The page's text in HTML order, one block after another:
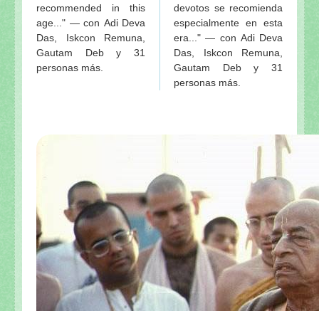
recommended in this
age..." — con Adi Deva
Das, Iskcon Remuna,
Gautam Deb y 31
personas más.
devotos se recomienda
especialmente en esta
era..." — con Adi Deva
Das, Iskcon Remuna,
Gautam Deb y 31
personas más.